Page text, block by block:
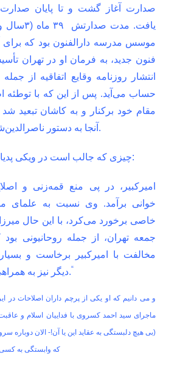
صدارت آغاز گشت و تا پایان صدارت
موسس مدرسه دارالفنون بود که
فنون جدید، به فرمان او در تهران
انتشار روزنامه وقایع اتفاقیه از
حساب می‌آید. پس از این که با توطئه
مقام خود برکنار و به کاشان تبعید
آنجا به دستور ناصرالدین‌شاه به قتل رسید.
چیزی که جالب است در ویکی پدیا به چشمم خورد:
خوانی برآمد. وی نسبت به علمای
خاصی برخورد می‌کرد، با این حال میرزا
جمعه تهران، از جمله روحانیونی
مخالفت با امیرکبیر برخاست و
دیگر نیز به همراهی با او برخاستند.“
و می دانیم که او یکی از پرچم داران اصلاحات در
ماجرای سید احمد کسروی با فداییان اسلام و
(بی هیچ دلبستگی به عقاید این یا آن!- الان دوباره
که وابستگی به کسی